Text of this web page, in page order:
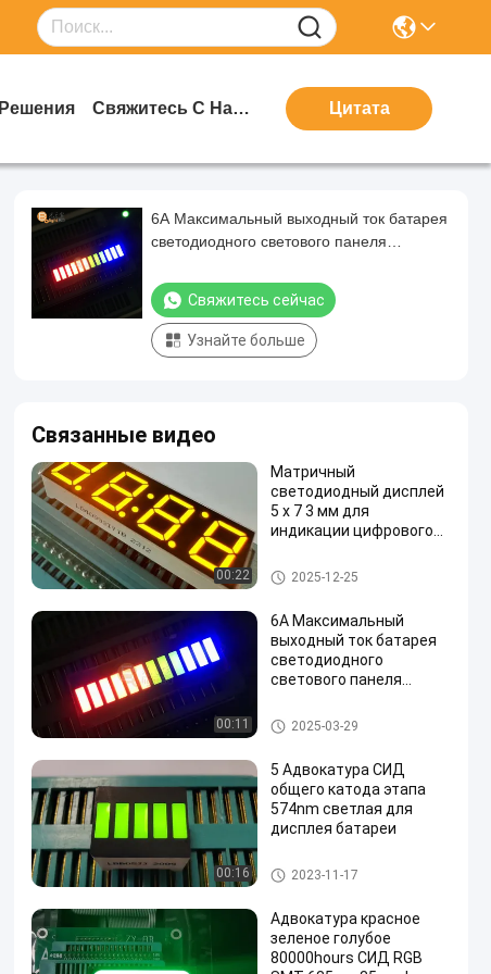
Решения Свяжитесь С Нами Цитата
6A Максимальный выходный ток батарея
светодиодного светового панеля
температуры
Свяжитесь сейчас
Узнайте больше
Связанные видео
00:22
Матричный
светодиодный дисплей
5 x 7 3 мм для
индикации цифрового
ультраяркий белый,
широко используется в
приборных панелях,
цифровых индикаторах,
телевизионных
приставках и т. д.
Дисплей СИД матрицы мног
оточия
2025-12-25
00:11
6A Максимальный
выходный ток батарея
светодиодного
светового панеля
6500k цветовой
температуры
Бар СИД светлый
2025-03-29
00:16
5 Адвокатура СИД
общего катода этапа
574nm светлая для
дисплея батареи
Бар СИД светлый
2023-11-17
Адвокатура красное
зеленое голубое
80000hours СИД RGB